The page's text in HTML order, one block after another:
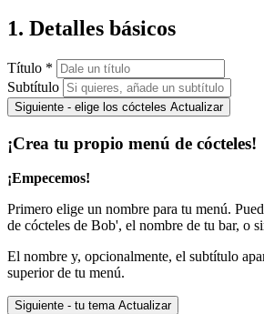
1. Detalles básicos
Título *
Subtítulo
Siguiente - elige los cócteles Actualizar
¡Crea tu propio menú de cócteles!
¡Empecemos!
Primero elige un nombre para tu menú.
de cócteles de Bob', el nombre de tu bar, o
El nombre y, opcionalmente, el subtítulo
superior de tu menú.
Siguiente - tu tema Actualizar